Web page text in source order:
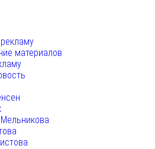
материалов